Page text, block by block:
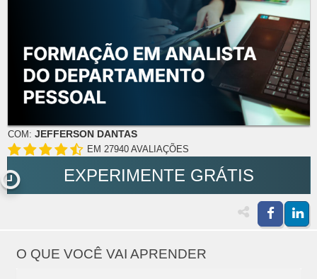
COM: JEFFERSON DANTAS
EM 27940 AVALIAÇÕES
EXPERIMENTE GRÁTIS
O QUE VOCÊ VAI APRENDER